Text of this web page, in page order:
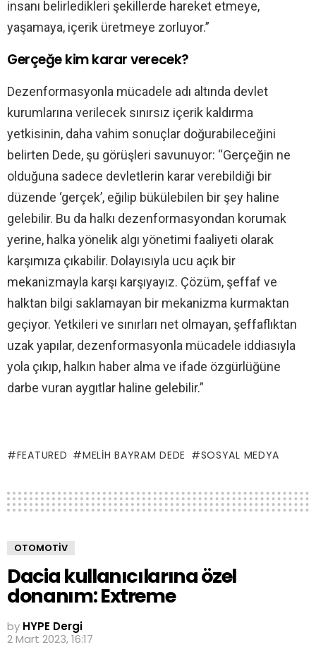
insanı belirledikleri şekillerde hareket etmeye,
yaşamaya, içerik üretmeye zorluyor.”
Gerçeğe kim karar verecek?
Dezenformasyonla mücadele adı altında devlet
kurumlarına verilecek sınırsız içerik kaldırma
yetkisinin, daha vahim sonuçlar doğurabileceğini
belirten Dede, şu görüşleri savunuyor: “Gerçeğin ne
olduğuna sadece devletlerin karar verebildiği bir
düzende ‘gerçek’, eğilip bükülebilen bir şey haline
gelebilir. Bu da halkı dezenformasyondan korumak
yerine, halka yönelik algı yönetimi faaliyeti olarak
karşımıza çıkabilir. Dolayısıyla ucu açık bir
mekanizmayla karşı karşıyayız. Çözüm, şeffaf ve
halktan bilgi saklamayan bir mekanizma kurmaktan
geçiyor. Yetkileri ve sınırları net olmayan, şeffaflıktan
uzak yapılar, dezenformasyonla mücadele iddiasıyla
yola çıkıp, halkın haber alma ve ifade özgürlüğüne
darbe vuran aygıtlar haline gelebilir.”
FEATURED MELIH BAYRAM DEDE SOSYAL MEDYA
OTOMOTIV
Dacia kullanıcılarına özel
donanım: Extreme
by HYPE Dergi
2 Mart 2023, 16:17